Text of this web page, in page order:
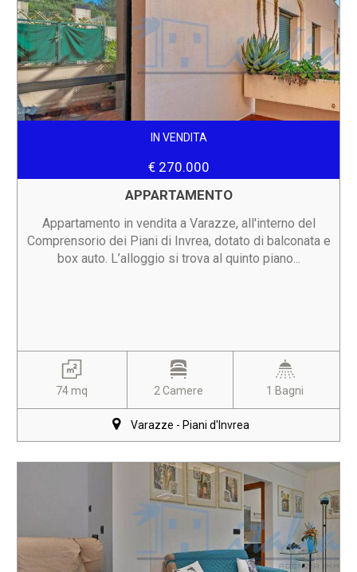
IN VENDITA
€ 270.000
APPARTAMENTO
Appartamento in vendita a Varazze, all'interno del
Comprensorio dei Piani di Invrea, dotato di balconata e
box auto. L’alloggio si trova al quinto piano...
74 mq 2 Camere 1 Bagni
Varazze - Piani d'Invrea